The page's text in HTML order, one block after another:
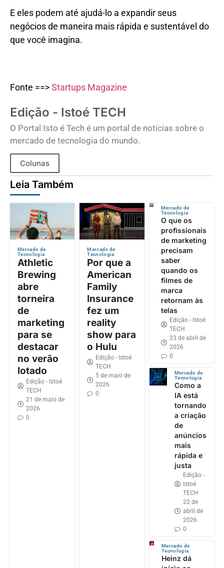
E eles podem até ajudá-lo a expandir seus
negócios de maneira mais rápida e sustentável do
que você imagina.
Fonte ==>Startups Magazine
Edição - Istoé TECH
O Portal Isto é Tech é um portal de notícias sobre o
mercado de tecnologia do mundo.
Colunas
Leia Também
Mercado de
Tecnologia
Athletic
Brewing
abre
torneira
de
marketing
para se
destacar
no verão
lotado
Edição - Istoé
TECH
21 de maio de
2026
0
Mercado de
Tecnologia
Por que a
American
Family
Insurance
fez um
reality
show para
o Hulu
Edição - Istoé
TECH
5 de maio de
2026
0
Mercado de
Tecnologia
O que os
profissionais
de marketing
precisam
saber
quando os
filmes de
marca
retornam às
telas
Edição - Istoé
TECH
23 de abril de
2026
0
Mercado de
Tecnologia
Como a
IA está
tornando
a criação
de
anúncios
mais
rápida e
justa
Edição -
Istoé
TECH
22 de
abril de
2026
0
Mercado de
Tecnologia
Heinz dá